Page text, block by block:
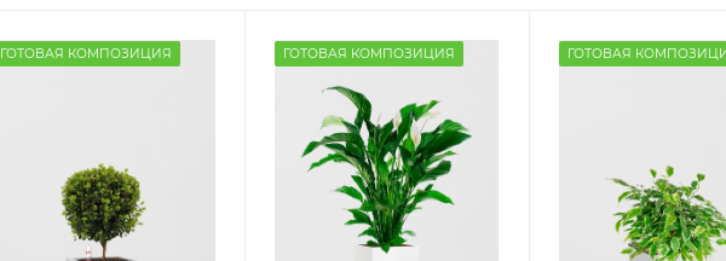
ГОТОВАЯ КОМПОЗИЦИЯ ГОТОВАЯ КОМПОЗИЦИЯ ГОТОВАЯ